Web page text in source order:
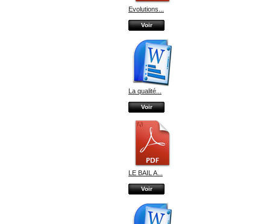
Evolutions...
Voir
La qualité...
Voir
LE BAIL A...
Voir